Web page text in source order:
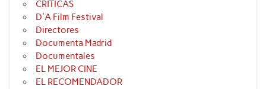
CRÍTICAS
D'A Film Festival
Directores
Documenta Madrid
Documentales
EL MEJOR CINE
EL RECOMENDADOR